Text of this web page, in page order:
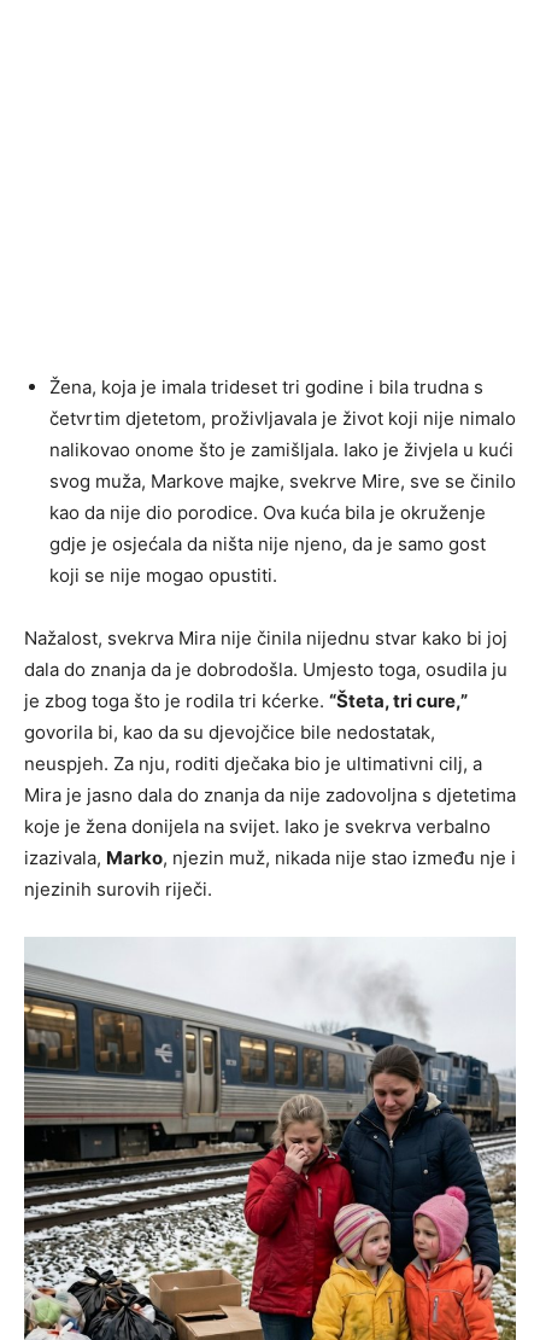
Žena, koja je imala trideset tri godine i bila trudna s
četvrtim djetetom, proživljavala je život koji nije nimalo
nalikovao onome što je zamišljala. Iako je živjela u kući
svog muža, Markove majke, svekrve Mire, sve se činilo
kao da nije dio porodice. Ova kuća bila je okruženje
gdje je osjećala da ništa nije njeno, da je samo gost
koji se nije mogao opustiti.
Nažalost, svekrva Mira nije činila nijednu stvar kako bi joj
dala do znanja da je dobrodošla. Umjesto toga, osudila ju
je zbog toga što je rodila tri kćerke. “Šteta, tri cure,”
govorila bi, kao da su djevojčice bile nedostatak,
neuspjeh. Za nju, roditi dječaka bio je ultimativni cilj, a
Mira je jasno dala do znanja da nije zadovoljna s djetetima
koje je žena donijela na svijet. Iako je svekrva verbalno
izazivala, Marko, njezin muž, nikada nije stao između nje i
njezinih surovih riječi.